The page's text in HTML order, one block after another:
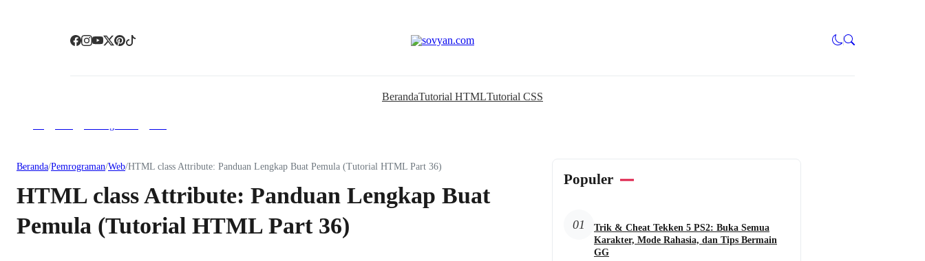
BerandaTutorial HTMLTutorial CSS
Beranda/Pemrograman/Web/HTML class Attribute: Panduan Lengkap Buat Pemula (Tutorial HTML Part 36)
HTML class Attribute: Panduan Lengkap Buat
Pemula (Tutorial HTML Part 36)
Populer
01
Trik & Cheat Tekken 5 PS2: Buka Semua
Karakter, Mode Rahasia, dan Tips Bermain
GG